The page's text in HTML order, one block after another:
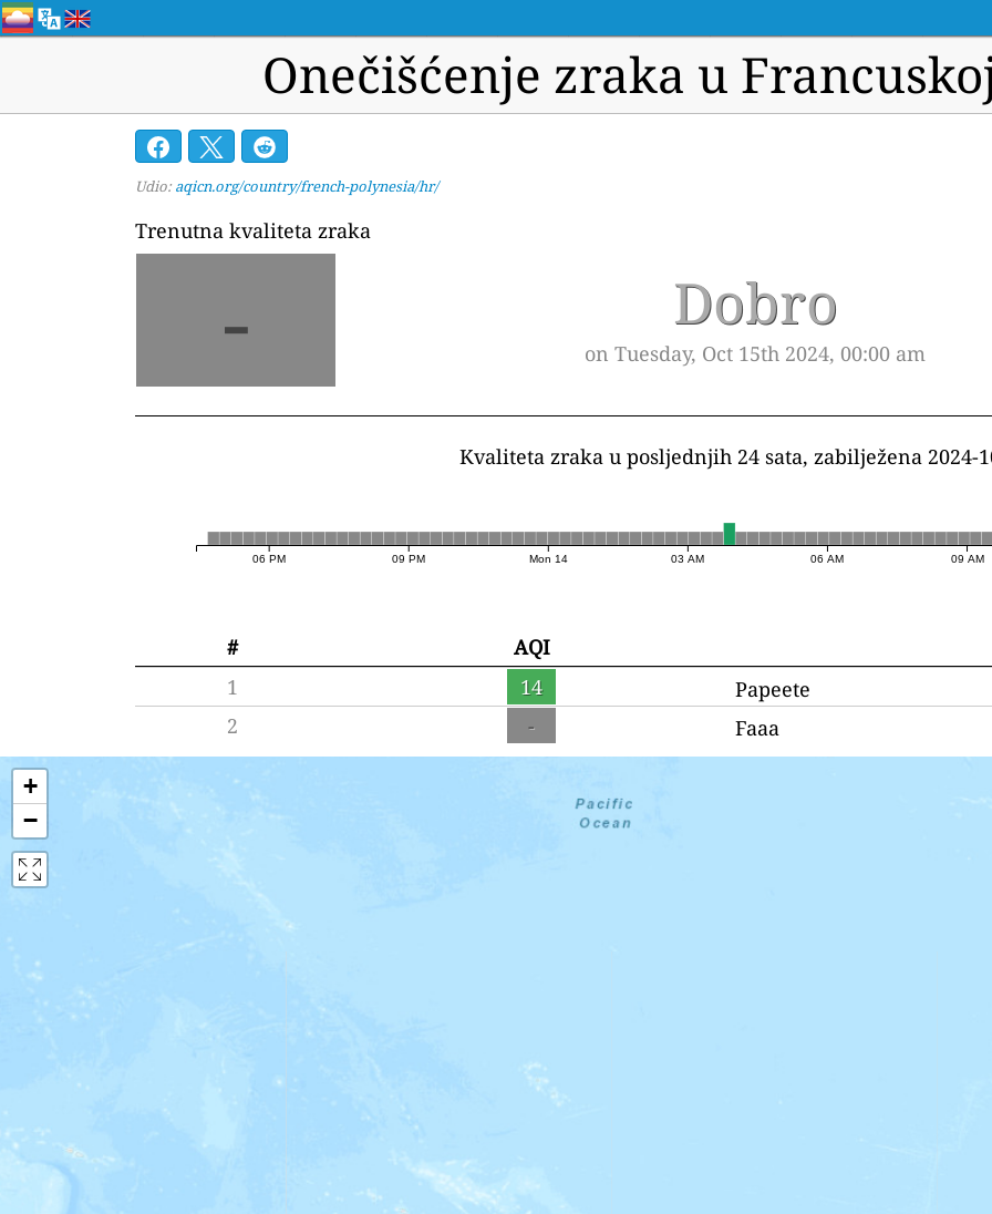
Onečišćenje zraka u
Udio: aqicn.org/country/french-polynesia/hr/
Trenutna kvaliteta zraka
- Dobro
on Tuesday, Oct 15th 2024, 00:00 am
Kvaliteta zraka u posljednjih 24 sata, zabilježena 2024-
06 PM 09 PM Mon 14 03 AM 06 AM 09 AM
# AQI
1
14
Papeete
2
- Faaa
+
−